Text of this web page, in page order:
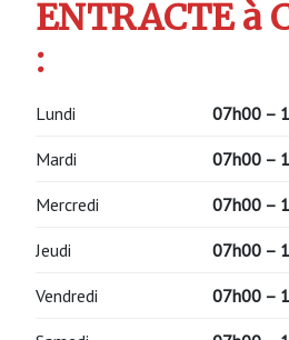
ENTRACTE à
:
Lundi 07h00 –
Mardi 07h00 –
Mercredi 07h00 –
Jeudi 07h00 –
Vendredi 07h00 –